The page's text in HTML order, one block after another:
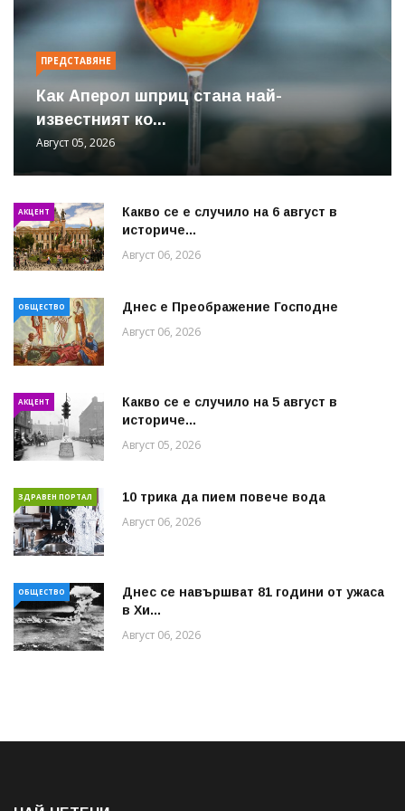
ПРЕДСТАВЯНЕ
Как Аперол шприц стана най-
известният ко...
Август 05, 2026
АКЦЕНТ
Какво се е случило на 6 август в
историче...
Август 06, 2026
ОБЩЕСТВО Днес е Преображение Господне
Август 06, 2026
АКЦЕНТ
Какво се е случило на 5 август в
историче...
Август 05, 2026
ЗДРАВЕН ПОРТАЛ 10 трика да пием повече вода
Август 06, 2026
ОБЩЕСТВО
Днес се навършват 81 години от ужаса
в Хи...
Август 06, 2026